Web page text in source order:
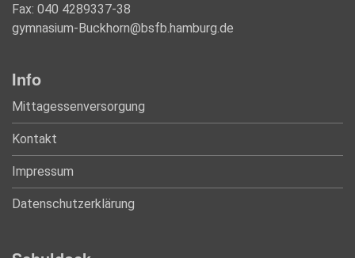
Fax: 040 4289337-38
gymnasium-Buckhorn@bsfb.hamburg.de
Info
Mittagessenversorgung
Kontakt
Impressum
Datenschutzerklärung